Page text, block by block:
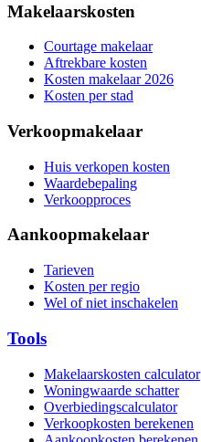
Makelaarskosten
Courtage makelaar
Aftrekbare kosten
Kosten makelaar 2026
Kosten per stad
Verkoopmakelaar
Huis verkopen kosten
Waardebepaling
Verkoopproces
Aankoopmakelaar
Tarieven
Kosten per regio
Wel of niet inschakelen
Tools
Makelaarskosten calculator
Woningwaarde schatter
Overbiedingscalculator
Verkoopkosten berekenen